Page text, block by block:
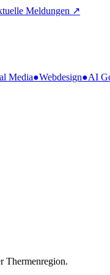
Meldungen ↗
Media●Webdesign●AI
Thermenregion.